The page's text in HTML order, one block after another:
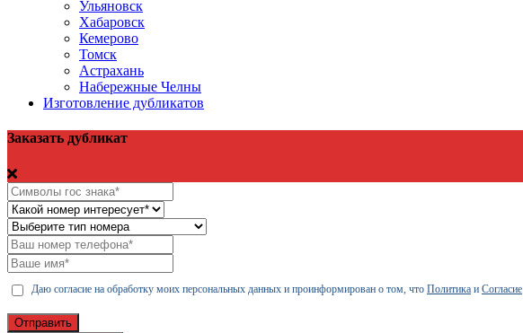
Ульяновск
Хабаровск
Кемерово
Томск
Астрахань
Набережные Челны
Изготовление дубликатов
Заказать дубликат
Даю согласие на обработку моих персональных данных и проинформирован о том, что Политика и Согласие
Отправить